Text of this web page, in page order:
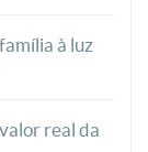
à luz
real da